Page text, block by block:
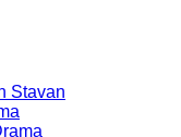
Stavan